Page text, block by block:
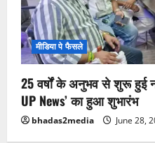
मीडिया पे फैसले
25 वर्षों के अनुभव से शुरू हुई
UP News’ का हुआ शुभारंभ
bhadas2media June 28,